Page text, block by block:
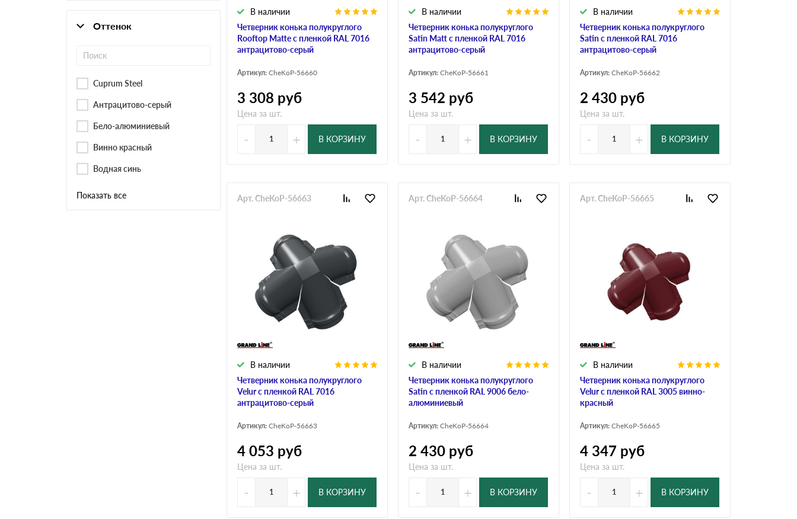
Оттенок
Cuprum Steel
Антрацитово-серый
Бело-алюминиевый
Винно красный
Водная синь
Показать все
Четверник конька полукруглого
Rooftop Matte с пленкой RAL 7016
антрацитово-серый
В наличии
Артикул: CheKoP-56660
3 308 руб
Цена за шт.
- + В КОРЗИНУ
Четверник конька полукруглого
Satin Мatt с пленкой RAL 7016
антрацитово-серый
В наличии
Артикул: CheKoP-56661
3 542 руб
Цена за шт.
- + В КОРЗИНУ
Четверник конька полукруглого
Satin с пленкой RAL 7016
антрацитово-серый
В наличии
Артикул: CheKoP-56662
2 430 руб
Цена за шт.
- + В КОРЗИНУ
Четверник конька полукруглого
Velur с пленкой RAL 7016
антрацитово-серый
В наличии
Арт. CheKoP-56663
Артикул: CheKoP-56663
4 053 руб
Цена за шт.
- + В КОРЗИНУ
Четверник конька полукруглого
Satin с пленкой RAL 9006 бело-
алюминиевый
В наличии
Арт. CheKoP-56664
Артикул: CheKoP-56664
2 430 руб
Цена за шт.
- + В КОРЗИНУ
Четверник конька полукруглого
Velur с пленкой RAL 3005 винно-
красный
В наличии
Арт. CheKoP-56665
Артикул: CheKoP-56665
4 347 руб
Цена за шт.
- + В КОРЗИНУ